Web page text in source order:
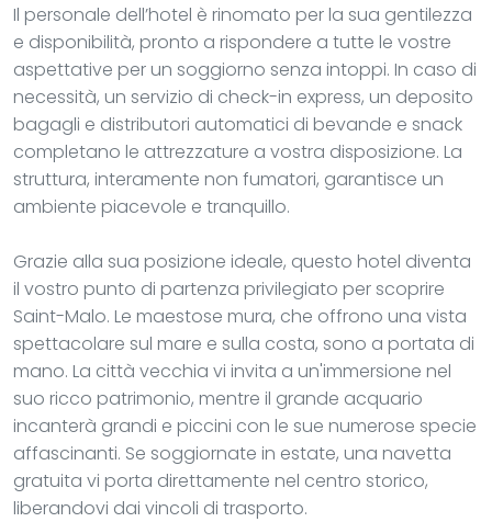
Il personale dell’hotel è rinomato per la sua gentilezza
e disponibilità, pronto a rispondere a tutte le vostre
aspettative per un soggiorno senza intoppi. In caso di
necessità, un servizio di check-in express, un deposito
bagagli e distributori automatici di bevande e snack
completano le attrezzature a vostra disposizione. La
struttura, interamente non fumatori, garantisce un
ambiente piacevole e tranquillo.
Grazie alla sua posizione ideale, questo hotel diventa
il vostro punto di partenza privilegiato per scoprire
Saint-Malo. Le maestose mura, che offrono una vista
spettacolare sul mare e sulla costa, sono a portata di
mano. La città vecchia vi invita a un'immersione nel
suo ricco patrimonio, mentre il grande acquario
incanterà grandi e piccini con le sue numerose specie
affascinanti. Se soggiornate in estate, una navetta
gratuita vi porta direttamente nel centro storico,
liberandovi dai vincoli di trasporto.